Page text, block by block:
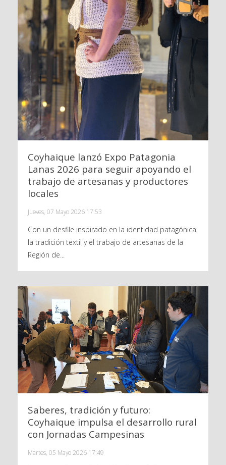
Coyhaique lanzó Expo Patagonia
Lanas 2026 para seguir apoyando el
trabajo de artesanas y productores
locales
Jueves, 07 Mayo 2026 17:53
Con un desfile inspirado en la identidad patagónica,
la tradición textil y el trabajo de artesanas de la
Región de...
Saberes, tradición y futuro:
Coyhaique impulsa el desarrollo rural
con Jornadas Campesinas
Martes, 05 Mayo 2026 17:49